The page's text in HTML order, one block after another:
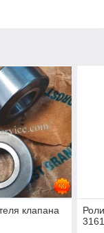
клапана